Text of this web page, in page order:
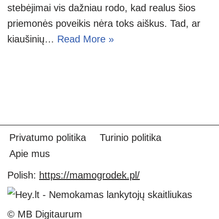
stebėjimai vis dažniau rodo, kad realus šios
priemonės poveikis nėra toks aiškus. Tad, ar
kiaušinių… Read More »
Privatumo politika
Turinio politika
Apie mus
Polish: https://mamogrodek.pl/
© MB Digitaurum